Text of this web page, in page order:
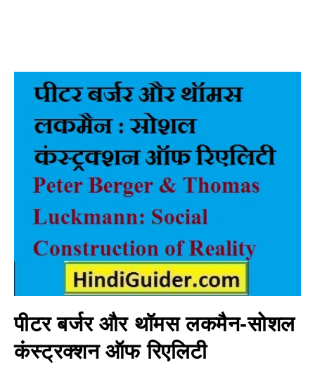
पीटर बर्जर और थॉमस लकमैन-सोशल
कंस्ट्रक्शन ऑफ रिएलिटी